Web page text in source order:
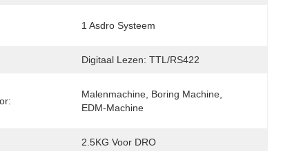
1 Asdro Systeem
Digitaal Lezen: TTL/RS422
Malenmachine, Boring Machine,
EDM-Machine
2.5KG Voor DRO